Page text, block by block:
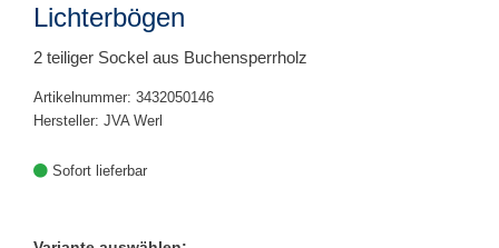
Lichterbögen
2 teiliger Sockel aus Buchensperrholz
Artikelnummer: 3432050146
Hersteller: JVA Werl
Sofort lieferbar